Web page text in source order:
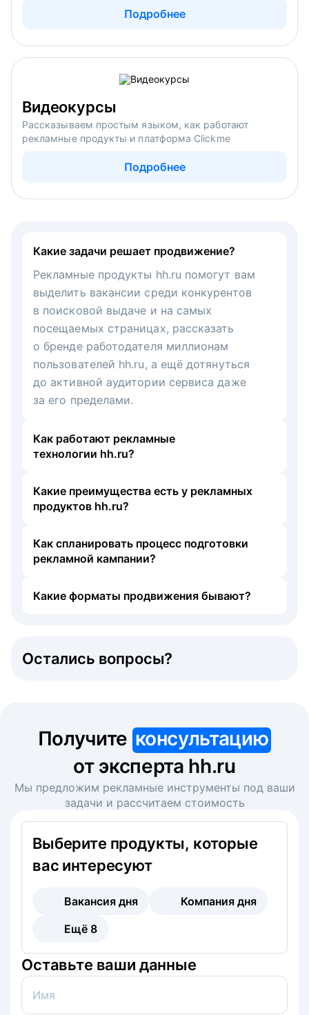
Подробнее
Видеокурсы
Рассказываем простым языком, как работают
рекламные продукты и платформа Clickme
Подробнее
Какие задачи решает продвижение?
Рекламные продукты hh.ru помогут вам
выделить вакансии среди конкурентов
в поисковой выдаче и на самых
посещаемых страницах, рассказать
о бренде работодателя миллионам
пользователей hh.ru, а ещё дотянуться
до активной аудитории сервиса даже
за его пределами.
Как работают рекламные
технологии hh.ru?
Какие преимущества есть у рекламных
продуктов hh.ru?
Как спланировать процесс подготовки
рекламной кампании?
Какие форматы продвижения бывают?
Остались вопросы?
Получите консультацию
от эксперта hh.ru
Мы предложим рекламные инструменты под ваши
задачи и рассчитаем стоимость
Выберите продукты, которые
вас интересуют
Вакансия дня
Компания дня
Ещё 8
Оставьте ваши данные
Имя